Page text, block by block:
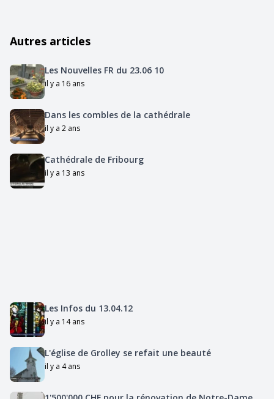
Autres articles
Les Nouvelles FR du 23.06 10
il y a 16 ans
Dans les combles de la cathédrale
il y a 2 ans
Cathédrale de Fribourg
il y a 13 ans
Les Infos du 13.04.12
il y a 14 ans
L'église de Grolley se refait une beauté
il y a 4 ans